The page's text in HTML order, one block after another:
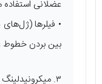
عضلانی
• فیلرها
بین بردن خطوط
۳. میکرونیدلینگ